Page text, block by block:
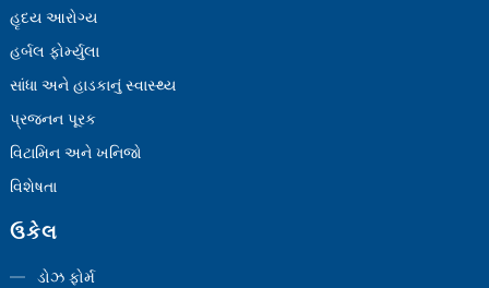
હૃદય આરોગ્ય
હર્બલ ફોર્મ્યુલા
સાંધા અને હાડકાનું સ્વાસ્થ્ય
પ્રજનન પૂરક
વિટામિન અને ખનિજો
વિશેષતા
ઉકેલ
ડોઝ ફોર્મ